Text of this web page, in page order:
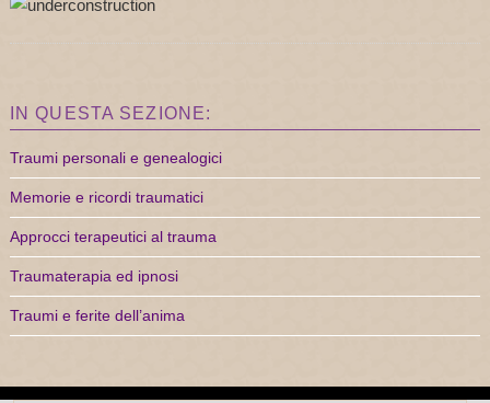
IN QUESTA SEZIONE:
Traumi personali e genealogici
Memorie e ricordi traumatici
Approcci terapeutici al trauma
Traumaterapia ed ipnosi
Traumi e ferite dell’anima